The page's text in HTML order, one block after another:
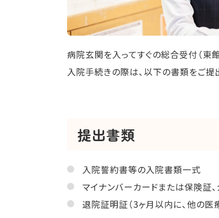
病院玄関を入ってすぐの総合受付（東
入院手続きの際は、以下の書類をご提
提出書類
入院誓約書等の入院書類一式
マイナンバーカードまたは保険証
退院証明証（3ヶ月以内に、他の